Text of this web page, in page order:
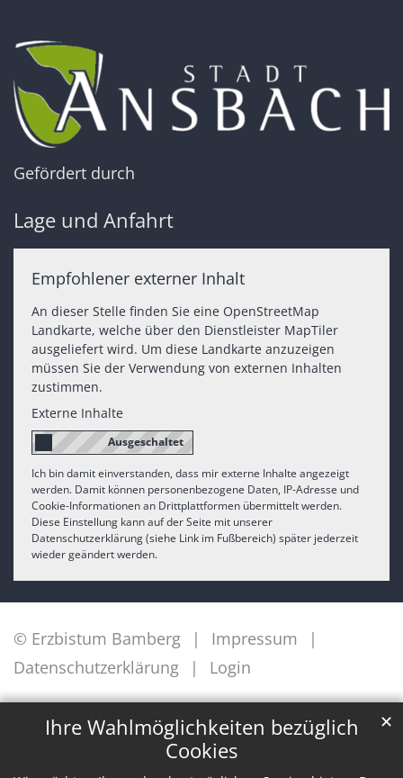
Ihre Wahlmöglichkeiten bezüglich
Cookies
✕
Gefördert durch
Lage und Anfahrt
Empfohlener externer Inhalt
An dieser Stelle finden Sie eine OpenStreetMap
Landkarte, welche über den Dienstleister MapTiler
ausgeliefert wird. Um diese Landkarte anzuzeigen
müssen Sie der Verwendung von externen Inhalten
zustimmen.
Externe Inhalte
Ich bin damit einverstanden, dass mir externe Inhalte angezeigt
werden. Damit können personenbezogene Daten, IP-Adresse und
Cookie-Informationen an Drittplattformen übermittelt werden.
Diese Einstellung kann auf der Seite mit unserer
Datenschutzerklärung (siehe Link im Fußbereich) später jederzeit
wieder geändert werden.
© Erzbistum Bamberg
Impressum
Datenschutzerklärung
Login